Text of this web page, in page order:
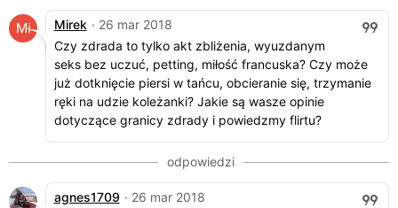
Mirek · 26 mar 2018
Czy zdrada to tylko akt zbliżenia, wyuzdanym
seks bez uczuć, petting, miłość francuska? Czy może
już dotknięcie piersi w tańcu, obcieranie się, trzymanie
ręki na udzie koleżanki? Jakie są wasze opinie
dotyczące granicy zdrady i powiedzmy flirtu?
agnes1709 · 26 mar 2018